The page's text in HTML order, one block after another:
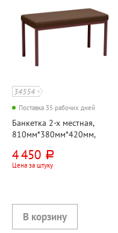
34554
Поставка 35 рабочих дней
Банкетка 2-х местная,
810мм*380мм*420мм,
коричневая
4 450 руб.
Цена за штуку